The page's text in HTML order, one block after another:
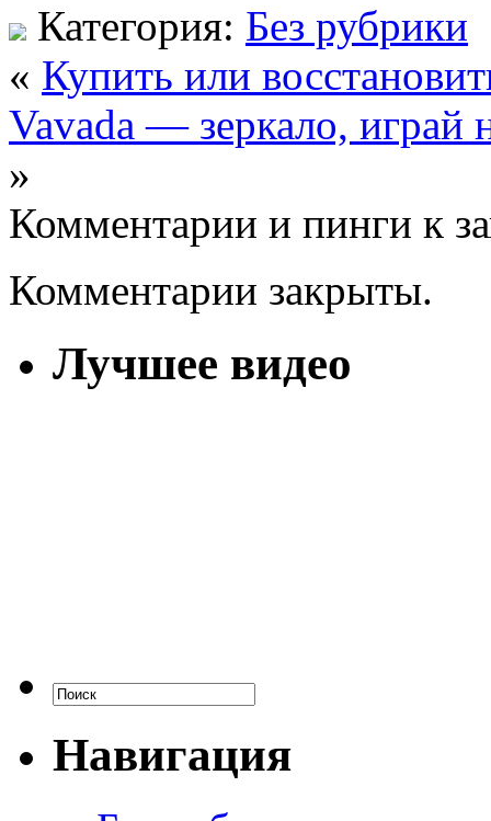
Категория: Без рубрики
« Купить или
Vavada — зеркало, играй
»
Комментарии и пинги к
Комментарии закрыты.
Лучшее видео
Навигация